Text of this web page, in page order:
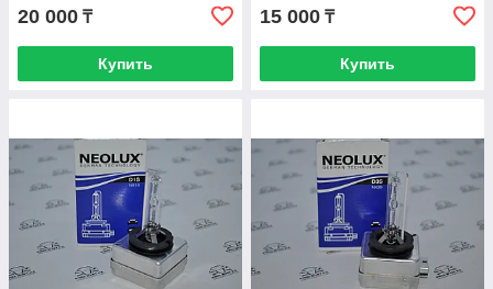
20 000 ₸
Купить
15 000 ₸
Купить